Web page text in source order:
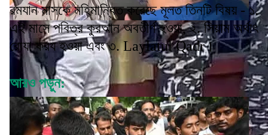
রমযান মাসকে মহিমান্বিত করেছে মূলত তিনটি বিষয় - ১.
এই মাসে পবিত্র কুরআন অবতীর্ণ হওয়া, ২. সিয়াম অর্থাৎ
রোযা ফরয হওয়া এবং ৩. Laylatul Qadr।
আরও পড়ুন: